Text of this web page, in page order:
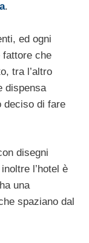
.
ed ogni
fattore che
tra l’altro
dispensa
deciso di fare
disegni
l’hotel è
una
spaziano dal